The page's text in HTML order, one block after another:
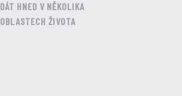
DÁT HNED V NĚKOLIKA
OBLASTECH ŽIVOTA